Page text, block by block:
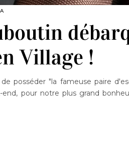
Village !
posséder "la fameuse paire
pour notre plus grand